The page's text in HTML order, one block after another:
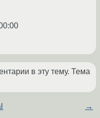
в эту тему. Тема
→